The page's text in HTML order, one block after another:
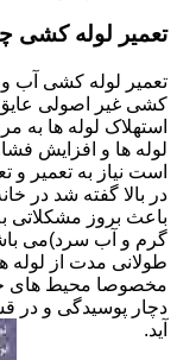
تعمیر لوله کشی
تعمیر لوله کشی آب و
کشی غیر اصولی عایق
استهلاک لوله ها به
لوله ها و افزایش
است نیاز به تعمیر
در بالا گفته شد در
باعث بروز
گرم و آب سرد)می
طولانی مدت از لوله
مخصوصا محیط های
دچار پوسیدگی و در
آید.